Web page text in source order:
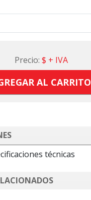
Precio: $ + IVA
AL CARRITO
técnicas